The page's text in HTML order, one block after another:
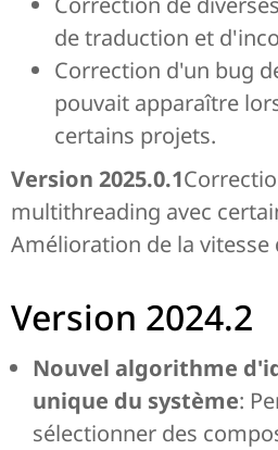
de traduction et
Correction d'un bug
pouvait apparaître
certains projets.
Version 2025.0.1
multithreading avec
Amélioration de la
Version 2024.2
Nouvel algorithme
unique du système:
sélectionner des